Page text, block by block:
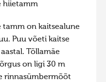
hiietamm
tamm on kaitsealune
Puu võeti kaitse
Tõllamäe
on ligi 30 m
rinnasümbermõõt